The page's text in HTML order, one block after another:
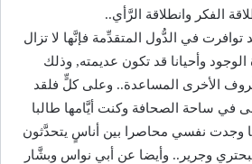
الفكر وانطلاقة الرَّأي..
في الدُّول المتقدِّمة فإنَّها لا تزال
وأحيانا قد تكون عديمته, وذلك
الأخرى المساعدة.. وعلى كلٍّ فلقد
في ساحة الصحافة وكنت أيَّامها طالبا
وجدت نفسي محاصرا بين أناسٍ يتحدَّثون
وجرير.. وأيضا عن أبي نواس وبشَّار